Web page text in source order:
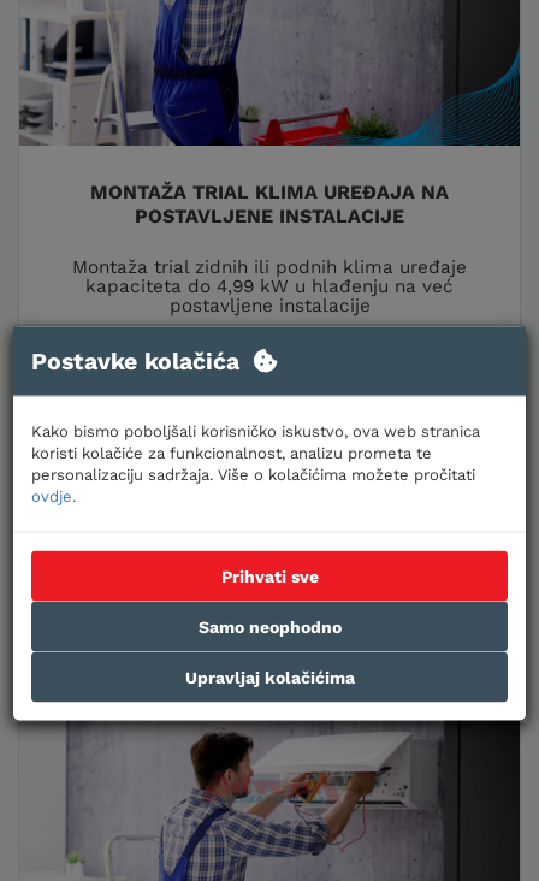
MONTAŽA TRIAL KLIMA UREĐAJA NA
POSTAVLJENE INSTALACIJE
Montaža trial zidnih ili podnih klima uređaje
kapaciteta do 4,99 kW u hlađenju na već
postavljene instalacije
Šifra:000505
500,00 €
U KOŠARICU
Postavke kolačića
Kako bismo poboljšali korisničko iskustvo, ova web stranica
koristi kolačiće za funkcionalnost, analizu prometa te
personalizaciju sadržaja. Više o kolačićima možete pročitati
ovdje.
Prihvati sve
Samo neophodno
Upravljaj kolačićima